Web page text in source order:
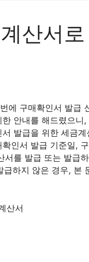
산서
에 구매확인서 발급
안내를 해드렸으니
발급을 위한 세금계
인서 발급 기준일,
서를 발급 또는 발급
하지 않은 경우, 본
산서